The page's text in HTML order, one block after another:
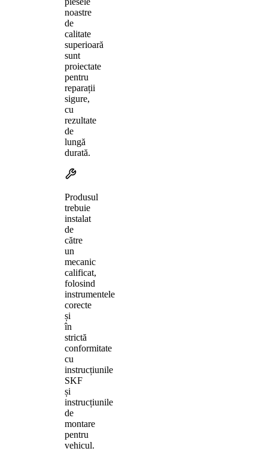
noastre
de
calitate
superioară
sunt
proiectate
pentru
reparații
sigure,
cu
rezultate
de
lungă
durată.
Produsul
trebuie
instalat
de
către
un
mecanic
calificat,
folosind
instrumentele
corecte
și
în
strictă
conformitate
cu
instrucțiunile
SKF
și
instrucțiunile
de
montare
pentru
vehicul.